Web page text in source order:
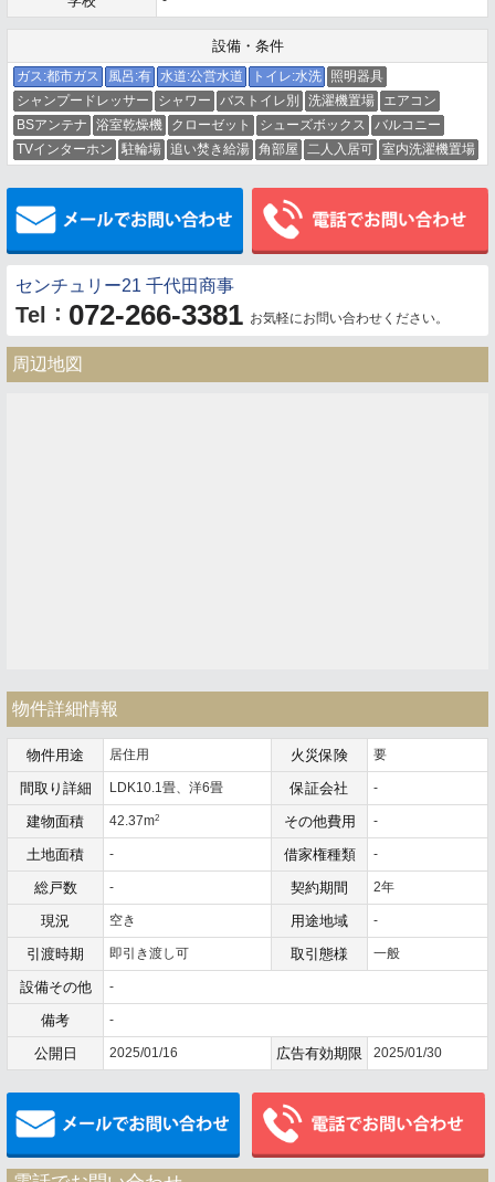
設備・条件
ガス:都市ガス 風呂:有 水道:公営水道 トイレ:水洗
照明器具
シャンプードレッサー
シャワー バストイレ別 洗濯機置場
エアコン
BSアンテナ
浴室乾燥機 クローゼット シューズボックス
バルコニー
TVインターホン
駐輪場 追い焚き給湯 角部屋 二人入居可 室内洗濯機置場
メールでお問い合わせ
センチュリー21 千代田商事
Tel ： 072-266-3381 お気軽にお問い合わせください。
周辺地図
物件詳細情報
物件用途 居住用 火災保険 要
間取り詳細 LDK10.1畳、洋6畳 保証会社 -
建物面積 42.37m2 その他費用 -
土地面積 - 借家権種類 -
総戸数 - 契約期間 2年
現況 空き 用途地域 -
引渡時期 即引き渡し可 取引態様 一般
設備その他 -
備考 -
公開日 2025/01/16 広告有効期限 2025/01/30
メールでお問い合わせ